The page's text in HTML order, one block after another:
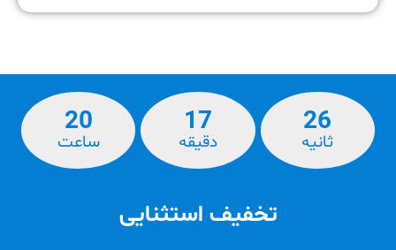
20
ساعت‌
17
دقیقه
25
ثانیه
تخفیف استثنایی